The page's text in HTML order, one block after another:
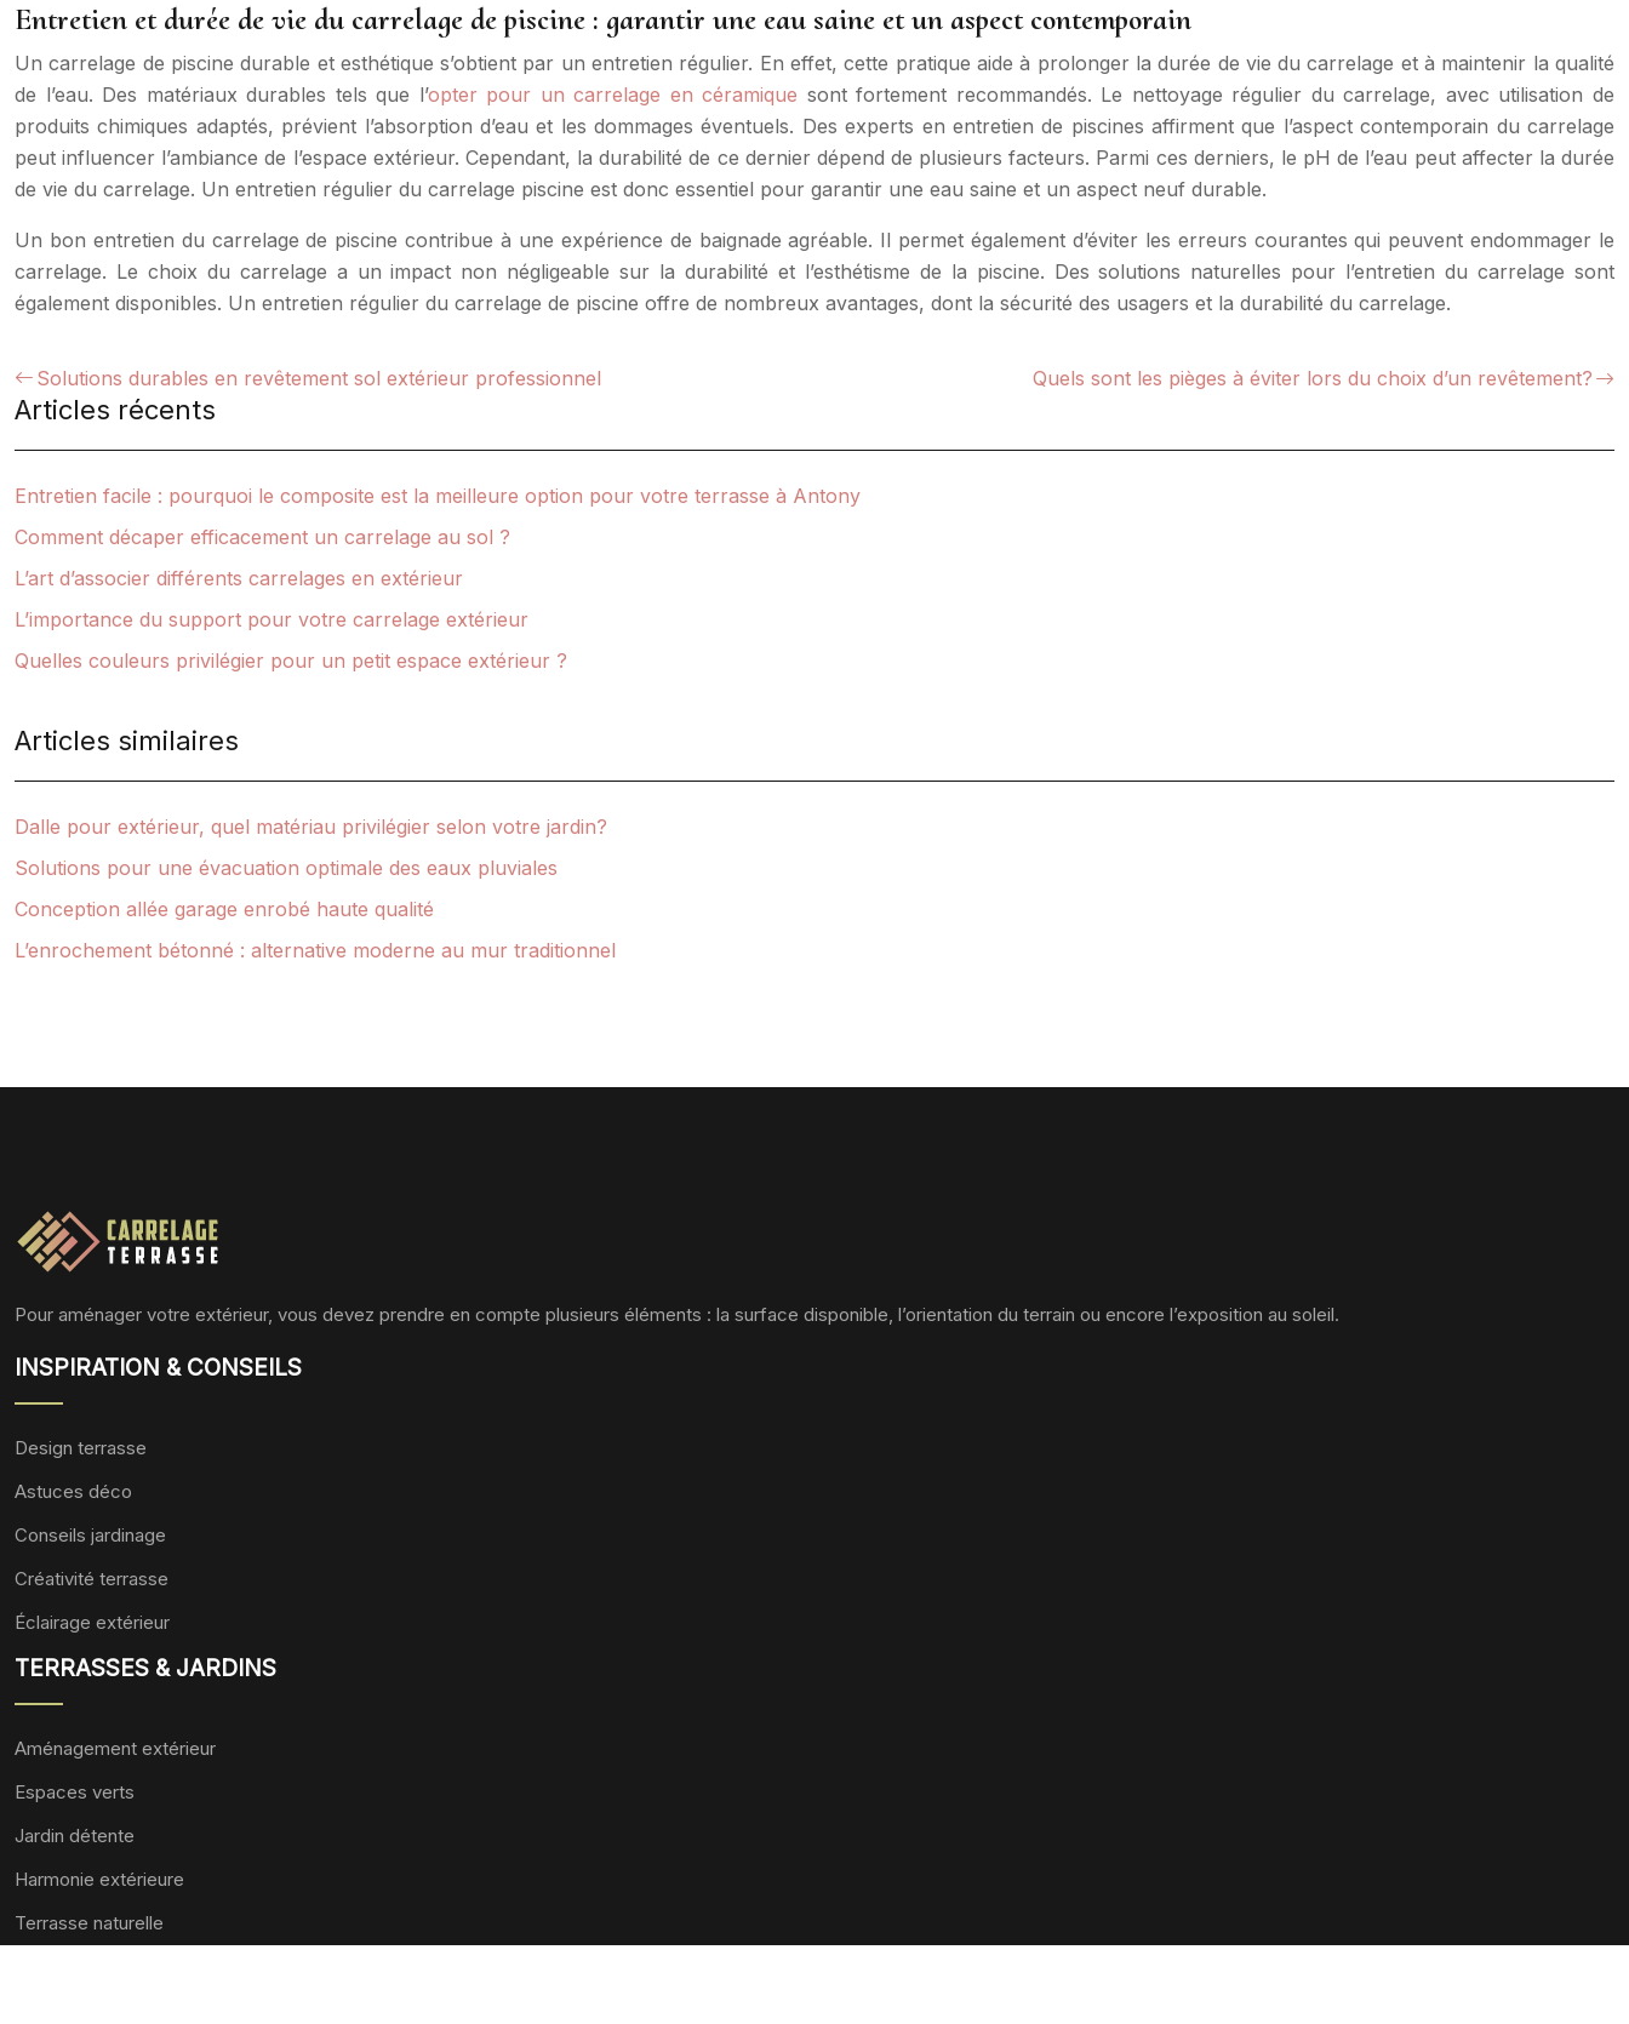
Entretien et durée de vie du carrelage de piscine : garantir une eau saine et un aspect contemporain
Un carrelage de piscine durable et esthétique s’obtient par un entretien régulier. En effet, cette pratique aide à prolonger la durée de vie du carrelage et à maintenir la qualité
de l’eau. Des matériaux durables tels que l’opter pour un carrelage en céramique sont fortement recommandés. Le nettoyage régulier du carrelage, avec utilisation de
produits chimiques adaptés, prévient l’absorption d’eau et les dommages éventuels. Des experts en entretien de piscines affirment que l’aspect contemporain du carrelage
peut influencer l’ambiance de l’espace extérieur. Cependant, la durabilité de ce dernier dépend de plusieurs facteurs. Parmi ces derniers, le pH de l’eau peut affecter la durée
de vie du carrelage. Un entretien régulier du carrelage piscine est donc essentiel pour garantir une eau saine et un aspect neuf durable.
Un bon entretien du carrelage de piscine contribue à une expérience de baignade agréable. Il permet également d’éviter les erreurs courantes qui peuvent endommager le
carrelage. Le choix du carrelage a un impact non négligeable sur la durabilité et l’esthétisme de la piscine. Des solutions naturelles pour l’entretien du carrelage sont
également disponibles. Un entretien régulier du carrelage de piscine offre de nombreux avantages, dont la sécurité des usagers et la durabilité du carrelage.
Solutions durables en revêtement sol extérieur professionnel Quels sont les pièges à éviter lors du choix d’un revêtement?
Articles récents
Entretien facile : pourquoi le composite est la meilleure option pour votre terrasse à Antony
Comment décaper efficacement un carrelage au sol ?
L’art d’associer différents carrelages en extérieur
L’importance du support pour votre carrelage extérieur
Quelles couleurs privilégier pour un petit espace extérieur ?
Articles similaires
Dalle pour extérieur, quel matériau privilégier selon votre jardin?
Solutions pour une évacuation optimale des eaux pluviales
Conception allée garage enrobé haute qualité
L’enrochement bétonné : alternative moderne au mur traditionnel
Pour aménager votre extérieur, vous devez prendre en compte plusieurs éléments : la surface disponible, l’orientation du terrain ou encore l’exposition au soleil.
INSPIRATION & CONSEILS
Design terrasse
Astuces déco
Conseils jardinage
Créativité terrasse
Éclairage extérieur
TERRASSES & JARDINS
Aménagement extérieur
Espaces verts
Jardin détente
Harmonie extérieure
Terrasse naturelle